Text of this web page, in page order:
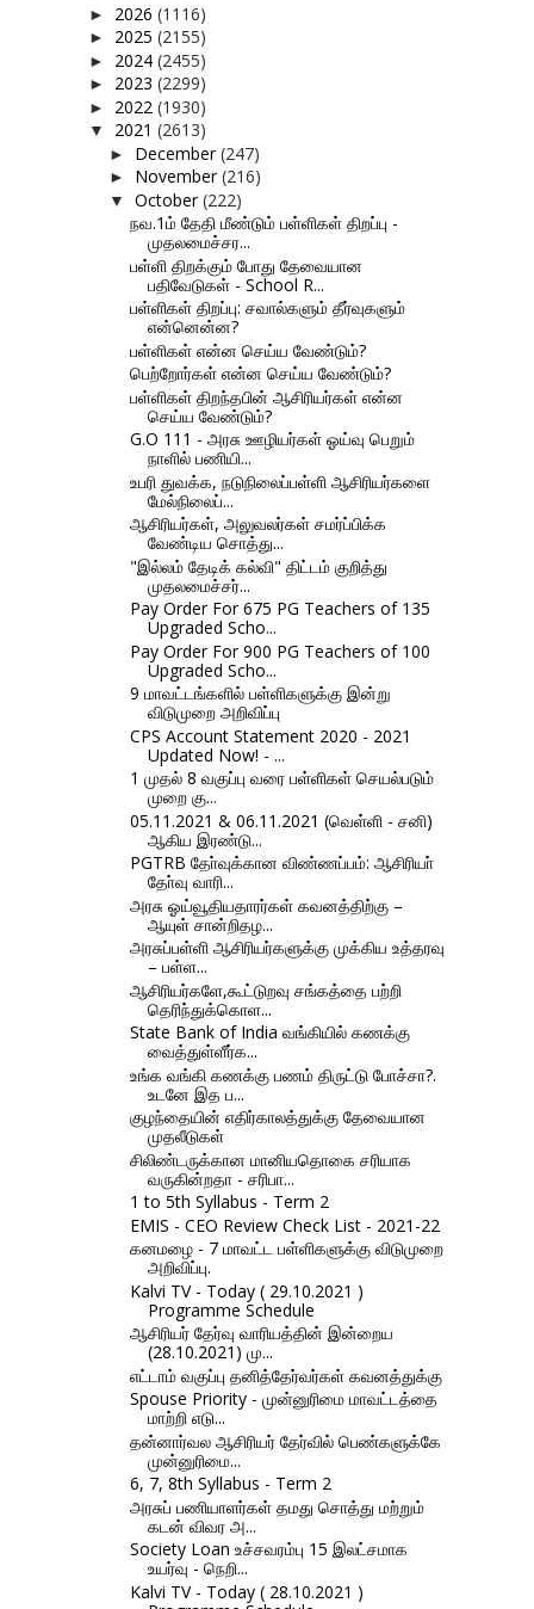
► 2026 (1116)
► 2025 (2155)
► 2024 (2455)
► 2023 (2299)
► 2022 (1930)
▼ 2021 (2613)
► December(247)
► November(216)
▼ October(222)
நவ.1ம் தேதி மீண்டும் பள்ளிகள் திறப்பு -
முதலமைச்சர...
பள்ளி திறக்கும் போது தேவையான
பதிவேடுகள் - School R...
பள்ளிகள் திறப்பு: சவால்களும் தீர்வுகளும்
என்னென்ன?
பள்ளிகள் என்ன செய்ய வேண்டும்?
பெற்றோர்கள் என்ன செய்ய வேண்டும்?
பள்ளிகள் திறந்தபின் ஆசிரியர்கள் என்ன
செய்ய வேண்டும்?
G.O 111 - அரசு ஊழியர்கள் ஓய்வு பெறும்
நாளில் பணியி...
உபரி துவக்க, நடுநிலைப்பள்ளி ஆசிரியர்களை
மேல்நிலைப்...
ஆசிரியர்கள், அலுவலர்கள் சமர்ப்பிக்க
வேண்டிய சொத்து...
"இல்லம் தேடிக் கல்வி" திட்டம் குறித்து
முதலமைச்சர்...
Pay Order For 675 PG Teachers of 135
Upgraded Scho...
Pay Order For 900 PG Teachers of 100
Upgraded Scho...
9 மாவட்டங்களில் பள்ளிகளுக்கு இன்று
விடுமுறை அறிவிப்பு
CPS Account Statement 2020 - 2021
Updated Now! - ...
1 முதல் 8 வகுப்பு வரை பள்ளிகள் செயல்படும்
முறை கு...
05.11.2021 & 06.11.2021 (வெள்ளி - சனி)
ஆகிய இரண்டு...
PGTRB தோ்வுக்கான விண்ணப்பம்: ஆசிரியா்
தோ்வு வாரி...
அரசு ஓய்வூதியதாரர்கள் கவனத்திற்கு –
ஆயுள் சான்றிதழ...
அரசுப்பள்ளி ஆசிரியர்களுக்கு முக்கிய உத்தரவு
– பள்ள...
ஆசிரியர்களே,கூட்டுறவு சங்கத்தை பற்றி
தெரிந்துக்கொள...
State Bank of India வங்கியில் கணக்கு
வைத்துள்ளீர்க...
உங்க வங்கி கணக்கு பணம் திருட்டு போச்சா?.
உடனே இத ப...
குழந்தையின் எதிர்காலத்துக்கு தேவையான
முதலீடுகள்
சிலிண்டருக்கான மானியதொகை சரியாக
வருகின்றதா - சரிபா...
1 to 5th Syllabus - Term 2
EMIS - CEO Review Check List - 2021-22
கனமழை - 7 மாவட்ட பள்ளிகளுக்கு விடுமுறை
அறிவிப்பு.
Kalvi TV - Today ( 29.10.2021 )
Programme Schedule
ஆசிரியர் தேர்வு வாரியத்தின் இன்றைய
(28.10.2021) மு...
எட்டாம் வகுப்பு தனித்தேர்வர்கள் கவனத்துக்கு
Spouse Priority - முன்னுரிமை மாவட்டத்தை
மாற்றி எடு...
தன்னார்வல ஆசிரியர் தேர்வில் பெண்களுக்கே
முன்னுரிமை...
6, 7, 8th Syllabus - Term 2
அரசுப் பணியாளர்கள் தமது சொத்து மற்றும்
கடன் விவர அ...
Society Loan உச்சவரம்பு 15 இலட்சமாக
உயர்வு - நெறி...
Kalvi TV - Today ( 28.10.2021 )